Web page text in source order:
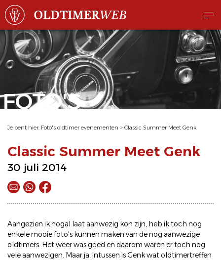
FOTO'S
Je bent hier: Foto's oldtimer evenementen > Classic Summer Meet Genk
Classic Summer Meet Genk
30 juli 2014
Aangezien ik nogal laat aanwezig kon zijn, heb ik toch nog
enkele mooie foto's kunnen maken van de nog aanwezige
oldtimers. Het weer was goed en daarom waren er toch nog
vele aanwezigen. Maar ja, intussen is Genk wat oldtimertreffen